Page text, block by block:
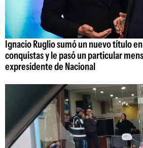
Ignacio Ruglio sumó un nuevo título
conquistas y le pasó un particular
expresidente de Nacional